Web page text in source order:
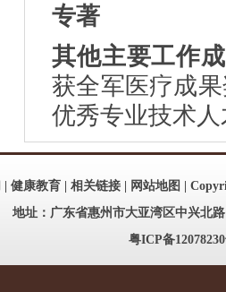
专著
其他主要工作
获全军医疗成
优秀专业技术
健康教育| 相关链接| 网站地图 |
地址：广东省惠州市大亚湾区中兴北
粤ICP备